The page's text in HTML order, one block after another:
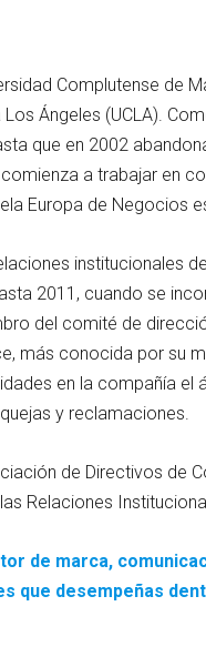
Complutense de
Ángeles (UCLA).
que en 2002
a trabajar en
Europa de Negocios
institucionales
2011, cuando se
del comité de
más conocida por su
en la compañía el
y reclamaciones.
de Directivos de
Relaciones
de marca,
que desempeñas